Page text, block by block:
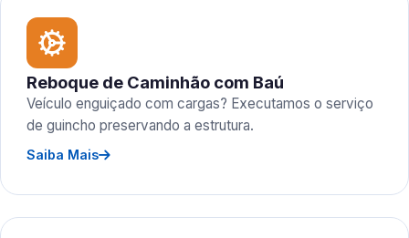
Reboque de Caminhão com Baú
Veículo enguiçado com cargas? Executamos o serviço
de guincho preservando a estrutura.
Saiba Mais